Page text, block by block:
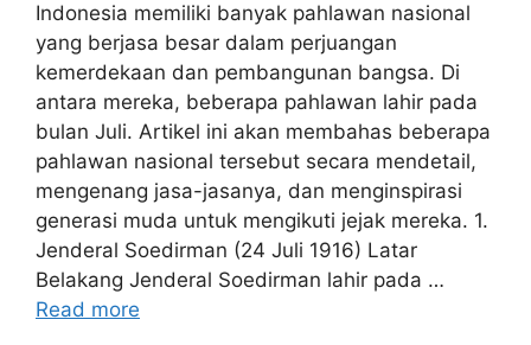
Indonesia memiliki banyak pahlawan nasional
yang berjasa besar dalam perjuangan
kemerdekaan dan pembangunan bangsa. Di
antara mereka, beberapa pahlawan lahir pada
bulan Juli. Artikel ini akan membahas beberapa
pahlawan nasional tersebut secara mendetail,
mengenang jasa-jasanya, dan menginspirasi
generasi muda untuk mengikuti jejak mereka. 1.
Jenderal Soedirman (24 Juli 1916) Latar
Belakang Jenderal Soedirman lahir pada …
Read more